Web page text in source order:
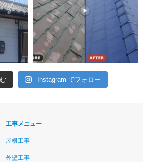
Instagram でフォロー
工事メニュー
屋根工事
外壁工事